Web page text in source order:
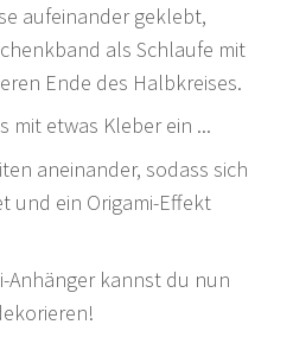
aufeinander geklebt,
als Schlaufe mit
Ende des Halbkreises.
mit etwas Kleber ein ...
aneinander, sodass sich
und ein Origami-Effekt
Anhänger kannst du nun